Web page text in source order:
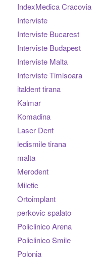
IndexMedica Cracovia
Interviste
Interviste Bucarest
Interviste Budapest
Interviste Malta
Interviste Timisoara
italdent tirana
Kalmar
Komadina
Laser Dent
ledismile tirana
malta
Merodent
Miletic
Ortoimplant
perkovic spalato
Policlinico Arena
Policlinico Smile
Polonia